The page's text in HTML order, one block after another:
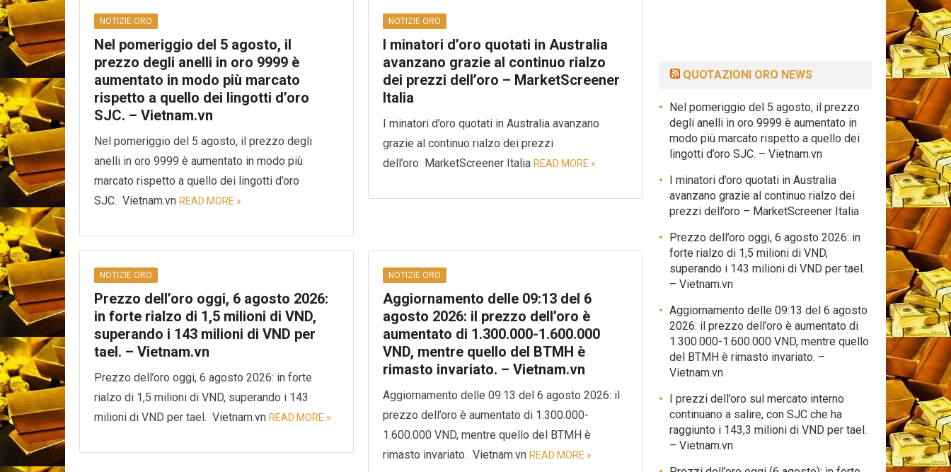
NOTIZIE ORO
Nel pomeriggio del 5 agosto, il
prezzo degli anelli in oro 9999 è
aumentato in modo più marcato
rispetto a quello dei lingotti d’oro
SJC. – Vietnam.vn
Nel pomeriggio del 5 agosto, il prezzo degli
anelli in oro 9999 è aumentato in modo più
marcato rispetto a quello dei lingotti d’oro
SJC. Vietnam.vn READ MORE »
NOTIZIE ORO
I minatori d’oro quotati in Australia
avanzano grazie al continuo rialzo
dei prezzi dell’oro – MarketScreener
Italia
I minatori d’oro quotati in Australia avanzano
grazie al continuo rialzo dei prezzi
dell’oro MarketScreener Italia READ MORE »
NOTIZIE ORO
Prezzo dell’oro oggi, 6 agosto 2026:
in forte rialzo di 1,5 milioni di VND,
superando i 143 milioni di VND per
tael. – Vietnam.vn
Prezzo dell’oro oggi, 6 agosto 2026: in forte
rialzo di 1,5 milioni di VND, superando i 143
milioni di VND per tael. Vietnam.vn READ MORE »
NOTIZIE ORO
Aggiornamento delle 09:13 del 6
agosto 2026: il prezzo dell’oro è
aumentato di 1.300.000-1.600.000
VND, mentre quello del BTMH è
rimasto invariato. – Vietnam.vn
Aggiornamento delle 09:13 del 6 agosto 2026: il
prezzo dell’oro è aumentato di 1.300.000-
1.600.000 VND, mentre quello del BTMH è
rimasto invariato. Vietnam.vn READ MORE »
QUOTAZIONI ORO NEWS
Nel pomeriggio del 5 agosto, il prezzo
degli anelli in oro 9999 è aumentato in
modo più marcato rispetto a quello dei
lingotti d’oro SJC. – Vietnam.vn
I minatori d’oro quotati in Australia
avanzano grazie al continuo rialzo dei
prezzi dell’oro – MarketScreener Italia
Prezzo dell’oro oggi, 6 agosto 2026: in
forte rialzo di 1,5 milioni di VND,
superando i 143 milioni di VND per tael.
– Vietnam.vn
Aggiornamento delle 09:13 del 6 agosto
2026: il prezzo dell’oro è aumentato di
1.300.000-1.600.000 VND, mentre quello
del BTMH è rimasto invariato. –
Vietnam.vn
I prezzi dell’oro sul mercato interno
continuano a salire, con SJC che ha
raggiunto i 143,3 milioni di VND per tael.
– Vietnam.vn